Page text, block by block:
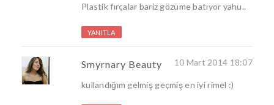
Plastik fırçalar bariz gözüme batıyor yahu..
YANITLA
Smyrnary Beauty 10 Mart 2014 18:07
kullandığım gelmiş geçmiş en iyi rimel :)